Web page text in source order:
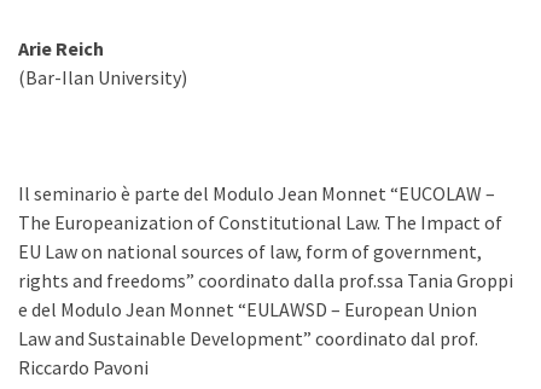
Arie Reich
(Bar-Ilan University)
Il seminario è parte del Modulo Jean Monnet “EUCOLAW –
The Europeanization of Constitutional Law. The Impact of
EU Law on national sources of law, form of government,
rights and freedoms” coordinato dalla prof.ssa Tania Groppi
e del Modulo Jean Monnet “EULAWSD – European Union
Law and Sustainable Development” coordinato dal prof.
Riccardo Pavoni